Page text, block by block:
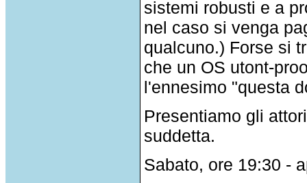
sistemi robusti e a
nel caso si venga
qualcuno.) Forse si
che un OS utont-
l'ennesimo "questa
Presentiamo gli
suddetta.
Sabato, ore 19:30 -